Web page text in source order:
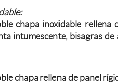
chapa inoxidable
intumescente, bisagras
chapa rellena de panel